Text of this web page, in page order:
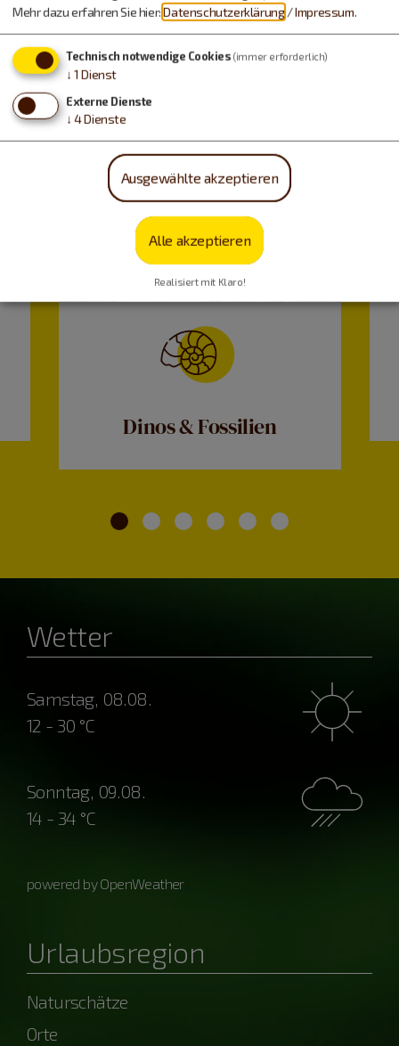
Dinos & Fossilien
Wetter
Samstag, 08.08.
12 - 30 °C
Sonntag, 09.08.
14 - 34 °C
powered by OpenWeather
Urlaubsregion
Naturschätze
Orte
Mehr dazu erfahren Sie hier:Datenschutzerklärung /Impressum.
Technisch notwendige Cookies (immer erforderlich)
↓ 1 Dienst
Externe Dienste
↓ 4Dienste
Ausgewählte akzeptieren
Alle akzeptieren
Realisiert mit Klaro!